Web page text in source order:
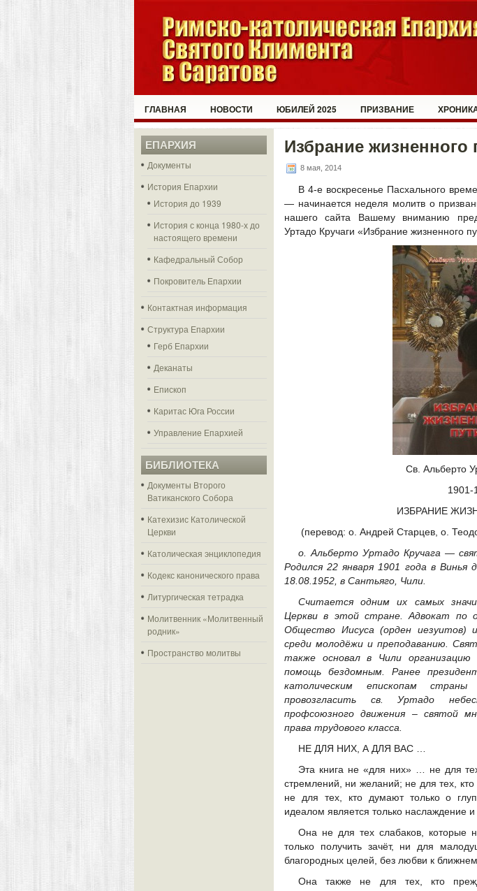
ГЛАВНАЯ НОВОСТИ ЮБИЛЕЙ 2025 ПРИЗВАНИЕ
ЕПАРХИЯ
Документы
История Епархии
История до 1939
История с конца 1980-х до
настоящего времени
Кафедральный Собор
Покровитель Епархии
Контактная информация
Структура Епархии
Герб Епархии
Деканаты
Епископ
Каритас Юга России
Управление Епархией
БИБЛИОТЕКА
Документы Второго
Ватиканского Собора
Катехизис Католической
Церкви
Католическая энциклопедия
Кодекс канонического права
Литургическая тетрадка
Молитвенник «Молитвенный
родник»
Пространство молитвы
Избрание жизненного
8 мая, 2014
В 4-е воскресенье Пасхального
— начинается неделя молитв о
нашего сайта Вашему вниманию
Уртадо Кручаги «Избрание жизненного
Св. Альберто
1901-
ИЗБРАНИЕ
(перевод: о. Андрей Старцев, о.
о. Альберто Уртадо Кручага —
Родился 22 января 1901 года в
18.08.1952, в Сантьяго, Чили.
Считается одним их самых
Церкви в этой стране. Адвокат по
Общество Иисуса (орден иезуитов)
среди молодёжи и преподаванию.
также основал в Чили
помощь бездомным. Ранее
католическим епископам
провозгласить св. Уртадо
профсоюзного движения – святой
права трудового класса.
НЕ ДЛЯ НИХ, А ДЛЯ ВАС …
Эта книга не «для них» … не для
стремлений, ни желаний; не для тех, кто
не для тех, кто думают только о
идеалом является только наслаждение и
Она не для тех слабаков, которые
только получить зачёт, ни для
благородных целей, без любви к
Она также не для тех, кто